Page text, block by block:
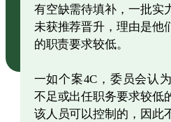
有空缺需待填补，一批实
未获推荐晋升，理由是他
的职责要求较低。
一如个案4C，委员会认
不足或出任职务要求较低
该人员可以控制的，因此